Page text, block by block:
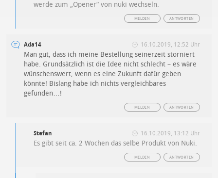
werde zum „Opener“ von nuki wechseln.
ANTWORTEN
MELDEN
Ada14 16.10.2019, 12:52 Uhr
Man gut, dass ich meine Bestellung seinerzeit storniert
habe. Grundsätzlich ist die Idee nicht schlecht – es wäre
wünschenswert, wenn es eine Zukunft dafür geben
könnte! Bislang habe ich nichts vergleichbares
gefunden…!
ANTWORTEN
MELDEN
Stefan 16.10.2019, 13:12 Uhr
Es gibt seit ca. 2 Wochen das selbe Produkt von Nuki.
ANTWORTEN
MELDEN